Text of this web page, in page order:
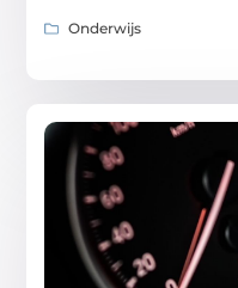
Onderwijs